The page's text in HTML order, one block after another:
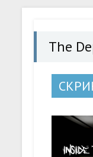
Depths of
The